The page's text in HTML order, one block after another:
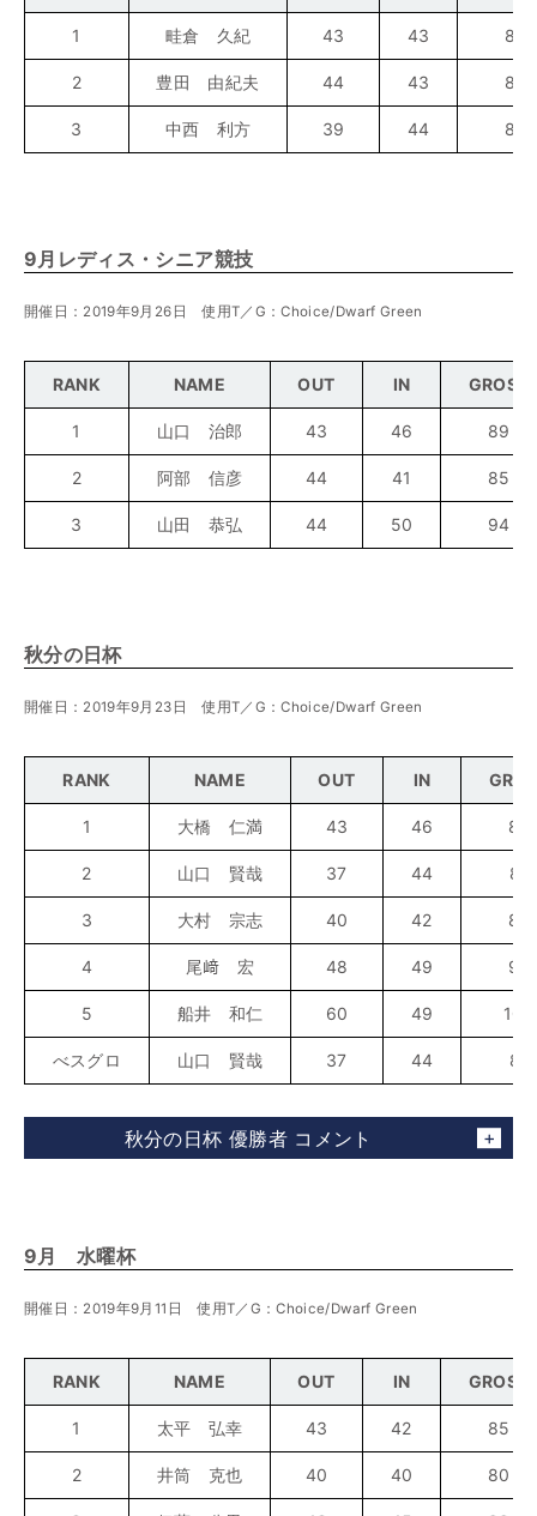
1 畦倉 久紀 43 43 86
2 豊田 由紀夫 44 43 87
3 中西 利方 39 44 83
9月レディス・シニア競技
開催日：2019年9月26日 使用T／G：Choice/Dwarf Green
RANK NAME OUT IN GROSS
1 山口 治郎 43 46 89
2 阿部 信彦 44 41 85
3 山田 恭弘 44 50 94
秋分の日杯
開催日：2019年9月23日 使用T／G：Choice/Dwarf Green
RANK NAME OUT IN
1 大橋 仁満 43 46 89
2 山口 賢哉 37 44 81
3 大村 宗志 40 42 82
4 尾﨑 宏 48 49 97
5 船井 和仁 60 49 109
べスグロ 山口 賢哉 37 44 81
秋分の日杯 優勝者 コメント
9月 水曜杯
開催日：2019年9月11日 使用T／G：Choice/Dwarf Green
RANK NAME OUT IN GROSS
1 太平 弘幸 43 42 85
2 井筒 克也 40 40 80